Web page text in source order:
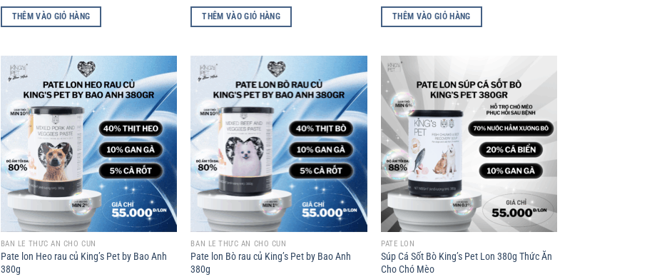
THÊM VÀO GIỎ HÀNG THÊM VÀO GIỎ HÀNG THÊM VÀO GIỎ HÀNG
Add to
wishlist
BÁN LẺ THỨC ĂN CHO CÚN
Pate lon Heo rau củ King’s Pet by Bao Anh
380g
Add to
wishlist
BÁN LẺ THỨC ĂN CHO CÚN
Pate lon Bò rau củ King’s Pet by Bao Anh
380g
Add to
wishlist
PATE LON
Súp Cá Sốt Bò King’s Pet Lon 380g Thức Ăn
Cho Chó Mèo